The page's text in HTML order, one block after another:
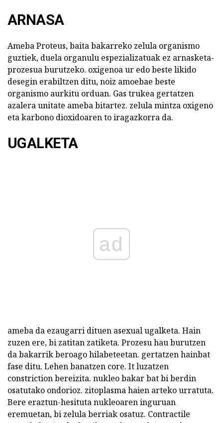
ARNASA
Ameba Proteus, baita bakarreko zelula organismo
guztiek, duela organulu espezializatuak ez arnasketa-
prozesua burutzeko. oxigenoa ur edo beste likido
desegin erabiltzen ditu, noiz amoebae beste
organismo aurkitu orduan. Gas trukea gertatzen
azalera unitate ameba bitartez. zelula mintza oxigeno
eta karbono dioxidoaren to iragazkorra da.
UGALKETA
ad
ameba da ezaugarri dituen asexual ugalketa. Hain
zuzen ere, bi zatitan zatiketa. Prozesu hau burutzen
da bakarrik beroago hilabeteetan. gertatzen hainbat
fase ditu. Lehen banatzen core. It luzatzen
constriction bereizita. nukleo bakar bat bi berdin
osatutako ondorioz. zitoplasma haien arteko urratuta.
Bere eraztun-hesituta nukleoaren inguruan
eremuetan, bi zelula berriak osatuz. Contractile